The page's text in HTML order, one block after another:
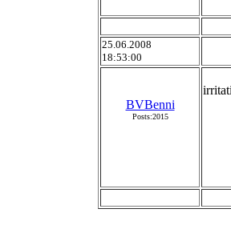
25.06.2008
18:53:00
BVBenni
Posts:2015